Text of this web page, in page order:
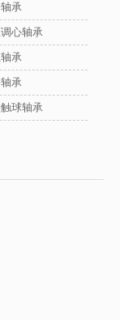
承
心轴承
承
承
球轴承